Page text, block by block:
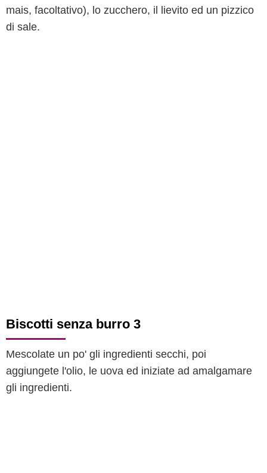
mais, facoltativo), lo zucchero, il lievito ed un pizzico
di sale.
Biscotti senza burro 3
Mescolate un po' gli ingredienti secchi, poi
aggiungete l'olio, le uova ed iniziate ad amalgamare
gli ingredienti.